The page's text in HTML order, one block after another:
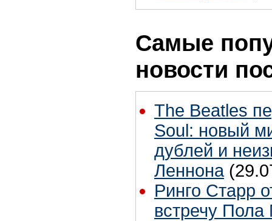
Самые
новости
The Beatles
Soul: новый
дублей и
Леннона
Ринго Старр
встречу Пола